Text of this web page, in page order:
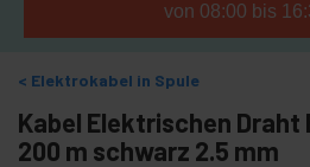
von 08:00 bis
Elektrokabel in Spule
Kabel Elektrischen Draht
200 m schwarz 2.5 mm